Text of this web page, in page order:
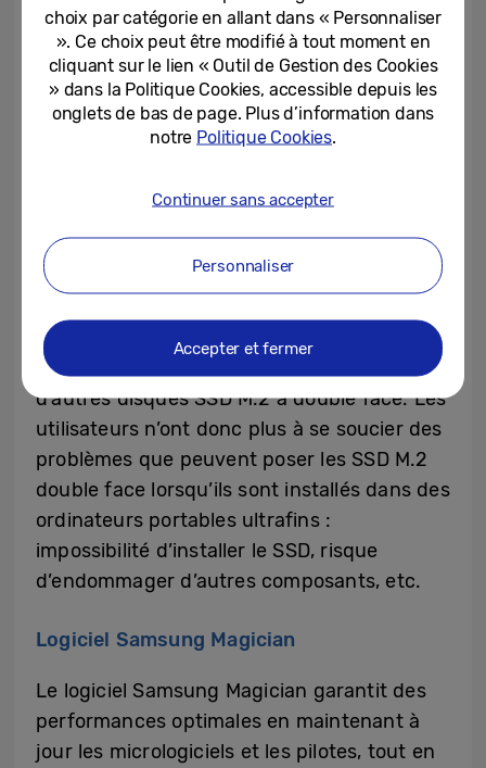
jeu, ce qui permet d’accélérer les temps
d’installation et de chargement des jeux,
tout en évitant les baisses de performances
pouvant résulter d’une surchauffe.
Grâce à la bande NAND haute densité V8
1To de Samsung et à la technologie
a été conçu avec un facteur de forme M.2
unilatéral, ce qui le rend plus mince que
d’autres disques SSD M.2 à double face. Les
utilisateurs n’ont donc plus à se soucier des
problèmes que peuvent poser les SSD M.2
double face lorsqu’ils sont installés dans des
ordinateurs portables ultrafins :
impossibilité d’installer le SSD, risque
d’endommager d’autres composants, etc.
Logiciel Samsung Magician
Le logiciel Samsung Magician garantit des
performances optimales en maintenant à
jour les micrologiciels et les pilotes, tout en
choix par catégorie en allant dans « Personnaliser
». Ce choix peut être modifié à tout moment en
cliquant sur le lien « Outil de Gestion des Cookies
» dans la Politique Cookies, accessible depuis les
onglets de bas de page. Plus d’information dans
notre Politique Cookies.
Continuer sans accepter
Personnaliser
Accepter et fermer